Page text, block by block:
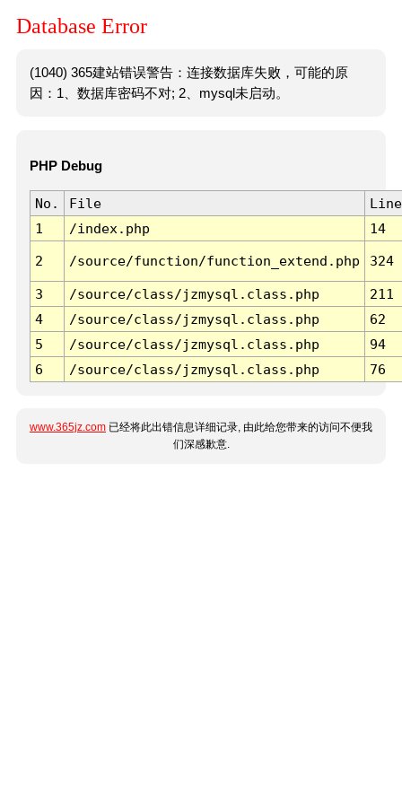
Database Error
(1040) 365建站错误警告：连接数据库失败，可能的原
因：1、数据库密码不对; 2、mysql未启动。
PHP Debug
No. File
Line
1
/index.php 14
2 /source/function/function_extend.php 324
3 /source/class/jzmysql.class.php
211
4
/source/class/jzmysql.class.php
62
5
/source/class/jzmysql.class.php
94
6
/source/class/jzmysql.class.php 76
www.365jz.com 已经将此出错信息详细记录, 由此给您带来的访问不便我
们深感歉意.